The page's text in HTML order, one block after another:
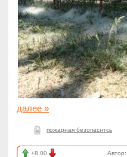
далее »
пожарная безопаснтсь
+8.00